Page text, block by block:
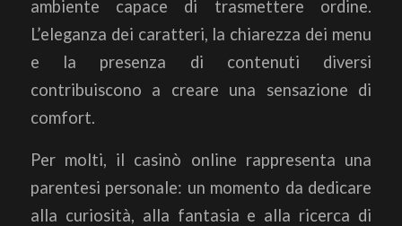
ambiente capace di trasmettere ordine.
L’eleganza dei caratteri, la chiarezza dei menu
e la presenza di contenuti diversi
contribuiscono a creare una sensazione di
comfort.
Per molti, il casinò online rappresenta una
parentesi personale: un momento da dedicare
alla curiosità, alla fantasia e alla ricerca di